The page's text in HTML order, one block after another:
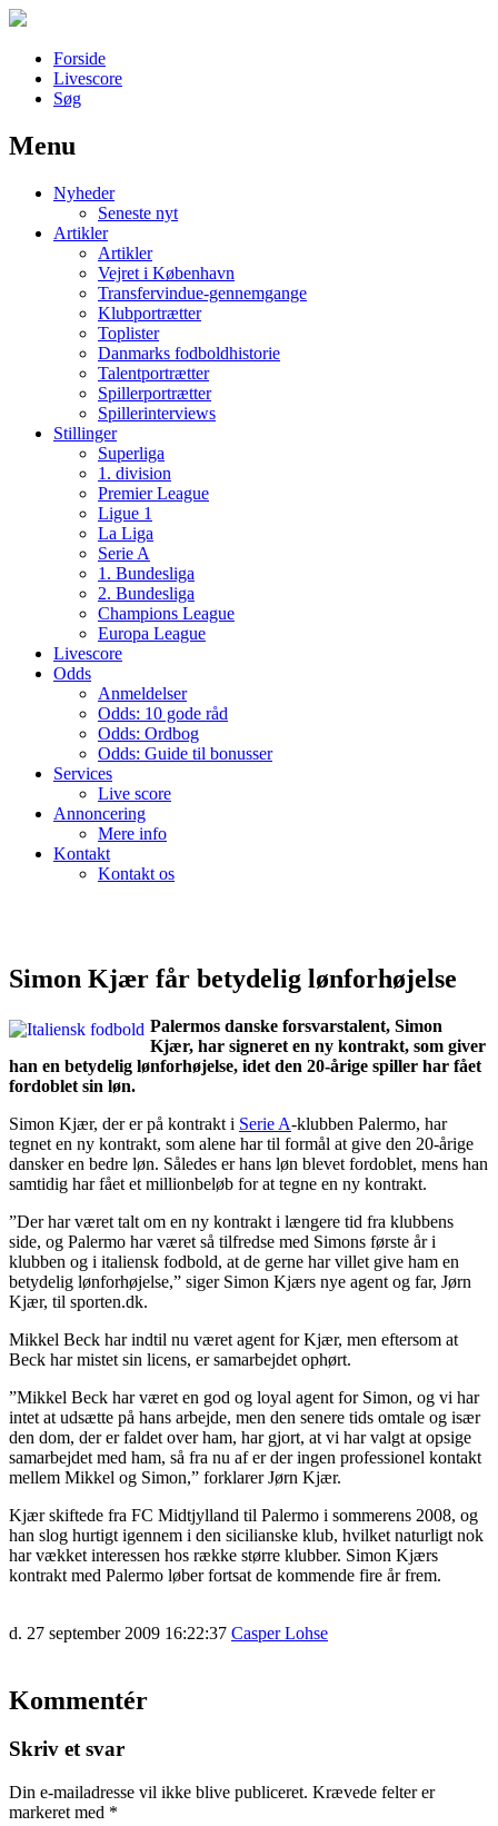
Forside
Livescore
Søg
Наши партнеры
лучшие займы
Menu
Nyheder
Seneste nyt
Artikler
Artikler
Vejret i København
Transfervindue-gennemgange
Klubportrætter
Toplister
Danmarks fodboldhistorie
Talentportrætter
Spillerportrætter
Spillerinterviews
Stillinger
Superliga
1. division
Premier League
Ligue 1
La Liga
Serie A
1. Bundesliga
2. Bundesliga
Champions League
Europa League
Livescore
Odds
Anmeldelser
Odds: 10 gode råd
Odds: Ordbog
Odds: Guide til bonusser
Services
Live score
Annoncering
Mere info
Kontakt
Kontakt os
Simon Kjær får betydelig lønforhøjelse
Palermos danske forsvarstalent, Simon
Kjær, har signeret en ny kontrakt, som giver
han en betydelig lønforhøjelse, idet den 20-årige spiller har fået
fordoblet sin løn.
Simon Kjær, der er på kontrakt i Serie A-klubben Palermo, har
tegnet en ny kontrakt, som alene har til formål at give den 20-årige
dansker en bedre løn. Således er hans løn blevet fordoblet, mens han
samtidig har fået et millionbeløb for at tegne en ny kontrakt.
”Der har været talt om en ny kontrakt i længere tid fra klubbens
side, og Palermo har været så tilfredse med Simons første år i
klubben og i italiensk fodbold, at de gerne har villet give ham en
betydelig lønforhøjelse,” siger Simon Kjærs nye agent og far, Jørn
Kjær, til sporten.dk.
Mikkel Beck har indtil nu været agent for Kjær, men eftersom at
Beck har mistet sin licens, er samarbejdet ophørt.
”Mikkel Beck har været en god og loyal agent for Simon, og vi har
intet at udsætte på hans arbejde, men den senere tids omtale og især
den dom, der er faldet over ham, har gjort, at vi har valgt at opsige
samarbejdet med ham, så fra nu af er der ingen professionel kontakt
mellem Mikkel og Simon,” forklarer Jørn Kjær.
Kjær skiftede fra FC Midtjylland til Palermo i sommerens 2008, og
han slog hurtigt igennem i den sicilianske klub, hvilket naturligt nok
har vækket interessen hos række større klubber. Simon Kjærs
kontrakt med Palermo løber fortsat de kommende fire år frem.
d. 27 september 2009 16:22:37 Casper Lohse
Kommentér
Skriv et svar
Din e-mailadresse vil ikke blive publiceret. Krævede felter er
markeret med *